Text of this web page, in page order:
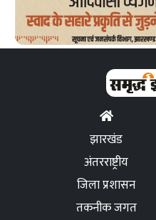
झारखंड
अंतरराष्ट्रीय
जिला प्रशासन
तकनीक जगत